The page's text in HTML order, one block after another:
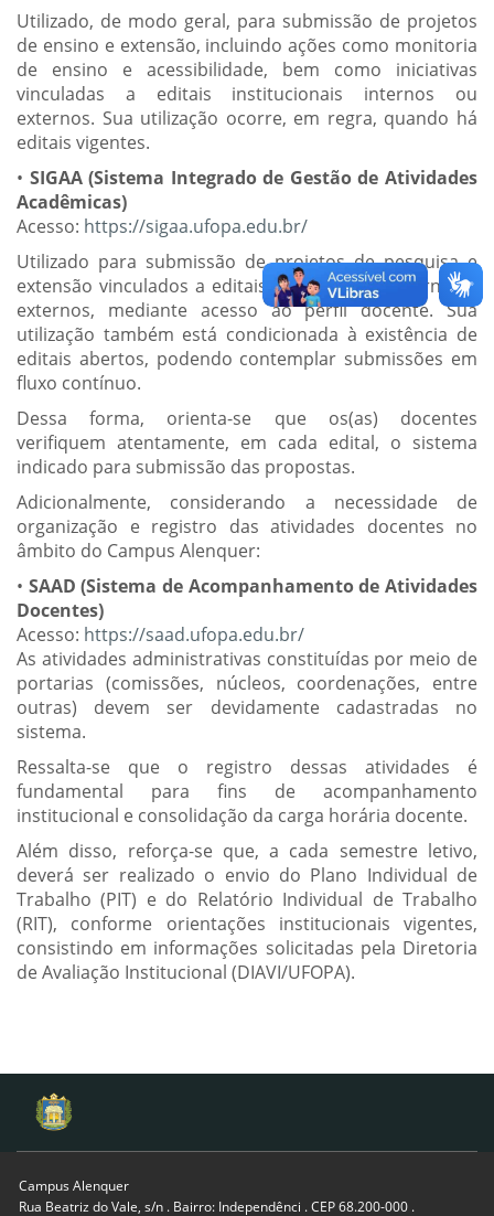
Utilizado, de modo geral, para submissão de projetos
de ensino e extensão, incluindo ações como monitoria
de ensino e acessibilidade, bem como iniciativas
vinculadas a editais institucionais internos ou
externos. Sua utilização ocorre, em regra, quando há
editais vigentes.
• SIGAA (Sistema Integrado de Gestão de Atividades
Acadêmicas)
Acesso: https://sigaa.ufopa.edu.br/
Utilizado para submissão de projetos de pesquisa e
extensão vinculados a editais institucionais internos e
externos, mediante acesso ao perfil docente. Sua
utilização também está condicionada à existência de
editais abertos, podendo contemplar submissões em
fluxo contínuo.
Dessa forma, orienta-se que os(as) docentes
verifiquem atentamente, em cada edital, o sistema
indicado para submissão das propostas.
Adicionalmente, considerando a necessidade de
organização e registro das atividades docentes no
âmbito do Campus Alenquer:
• SAAD (Sistema de Acompanhamento de Atividades
Docentes)
Acesso: https://saad.ufopa.edu.br/
As atividades administrativas constituídas por meio de
portarias (comissões, núcleos, coordenações, entre
outras) devem ser devidamente cadastradas no
sistema.
Ressalta-se que o registro dessas atividades é
fundamental para fins de acompanhamento
institucional e consolidação da carga horária docente.
Além disso, reforça-se que, a cada semestre letivo,
deverá ser realizado o envio do Plano Individual de
Trabalho (PIT) e do Relatório Individual de Trabalho
(RIT), conforme orientações institucionais vigentes,
consistindo em informações solicitadas pela Diretoria
de Avaliação Institucional (DIAVI/UFOPA).
Campus Alenquer
Rua Beatriz do Vale, s/n . Bairro: Independênci . CEP 68.200-000 .